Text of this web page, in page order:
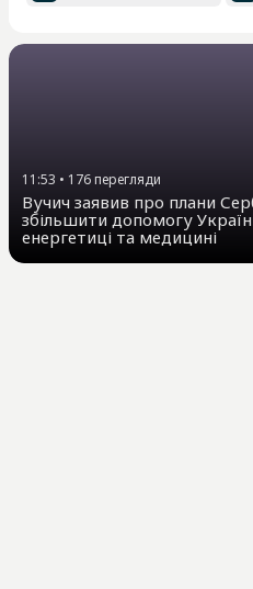
11:53 • 176перегляди
Вучич заявив про плани
збільшити допомогу
енергетиці та медицині